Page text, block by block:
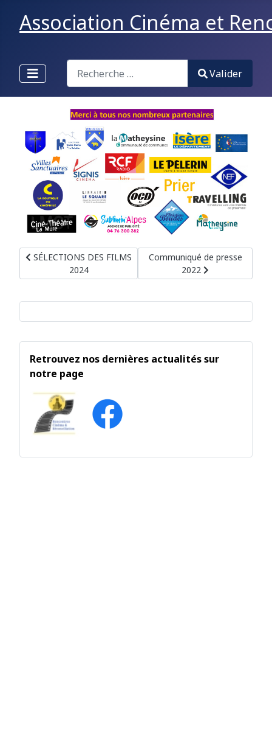
Association Cinéma et
Valider
Type 2 or more characters for results.
Valider
Retrouvez nos dernières actualités sur
notre page
Article précédent : SÉLECTIONS DES FILMS 2024
SÉLECTIONS DES FILMS
2024
Article suivant : Communiqué
Communiqué de presse
2022